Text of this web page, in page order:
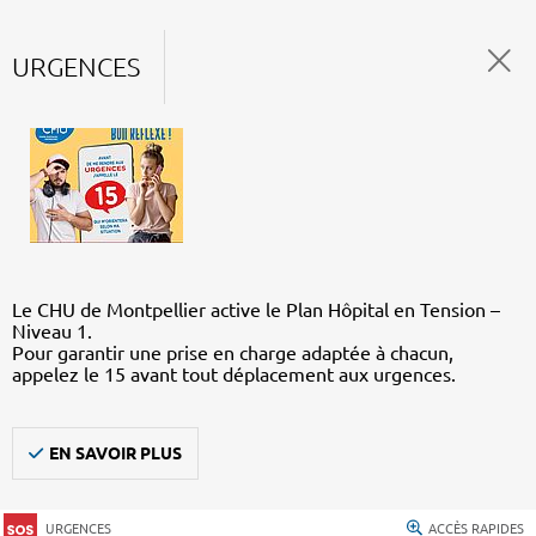
URGENCES
Le CHU de Montpellier active le Plan Hôpital en Tension –
Niveau 1.
Pour garantir une prise en charge adaptée à chacun,
appelez le 15 avant tout déplacement aux urgences.
EN SAVOIR PLUS
URGENCES ACCÈS RAPIDES